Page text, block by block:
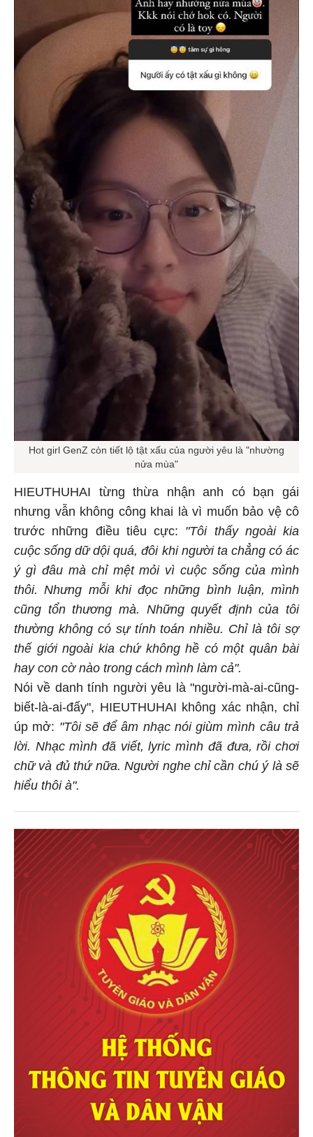
Hot girl GenZ còn tiết lộ tật xấu của người yêu là "nhường
nửa mùa"
HIEUTHUHAI từng thừa nhận anh có bạn gái
nhưng vẫn không công khai là vì muốn bảo vệ cô
trước những điều tiêu cực: "Tôi thấy ngoài kia
cuộc sống dữ dội quá, đôi khi người ta chẳng có ác
ý gì đâu mà chỉ mệt mỏi vì cuộc sống của mình
thôi. Nhưng mỗi khi đọc những bình luận, mình
cũng tổn thương mà. Những quyết định của tôi
thường không có sự tính toán nhiều. Chỉ là tôi sợ
thế giới ngoài kia chứ không hề có một quân bài
hay con cờ nào trong cách mình làm cả".
Nói về danh tính người yêu là "người-mà-ai-cũng-
biết-là-ai-đấy", HIEUTHUHAI không xác nhận, chỉ
úp mở: "Tôi sẽ để âm nhạc nói giùm mình câu trả
lời. Nhạc mình đã viết, lyric mình đã đưa, rồi chơi
chữ và đủ thứ nữa. Người nghe chỉ cần chú ý là sẽ
hiểu thôi à".